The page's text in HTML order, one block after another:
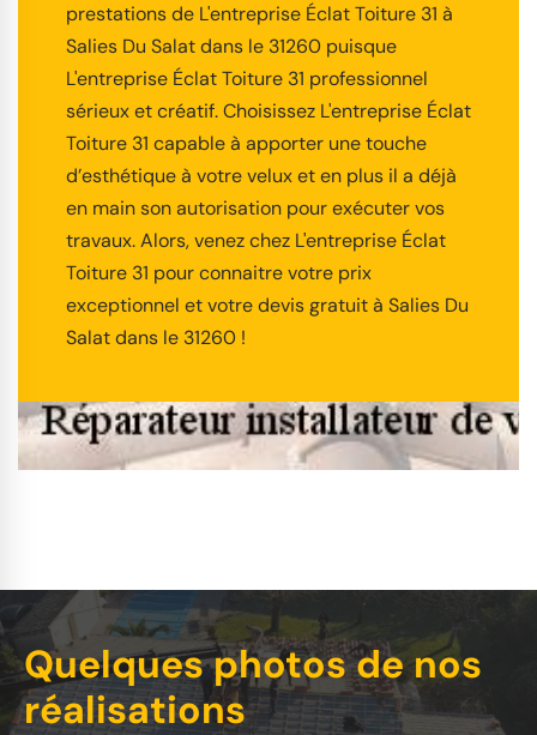
prestations de L'entreprise Éclat Toiture 31 à
Salies Du Salat dans le 31260 puisque
L'entreprise Éclat Toiture 31 professionnel
sérieux et créatif. Choisissez L'entreprise Éclat
Toiture 31 capable à apporter une touche
d’esthétique à votre velux et en plus il a déjà
en main son autorisation pour exécuter vos
travaux. Alors, venez chez L'entreprise Éclat
Toiture 31 pour connaitre votre prix
exceptionnel et votre devis gratuit à Salies Du
Salat dans le 31260 !
Quelques photos de nos
réalisations